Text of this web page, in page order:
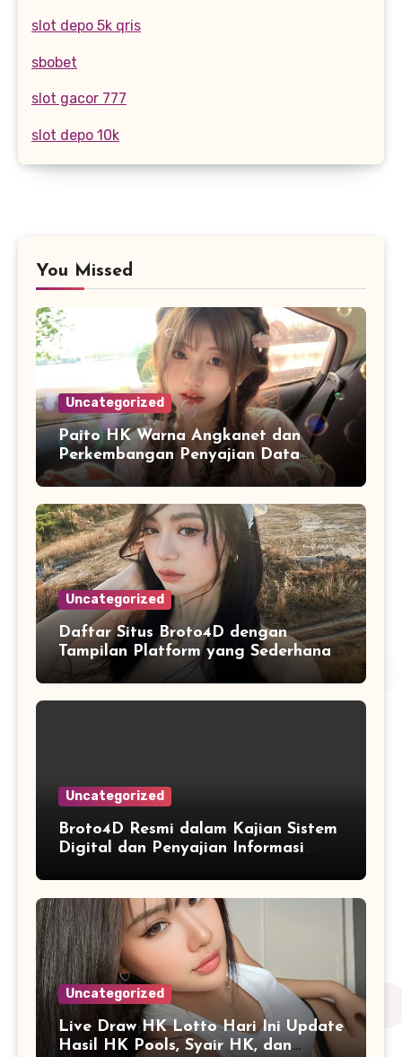
slot depo 5k qris
sbobet
slot gacor 777
slot depo 10k
You Missed
Uncategorized
Paito HK Warna Angkanet dan
Perkembangan Penyajian Data
Digital yang Lebih Mudah Dianalisis
Uncategorized
Daftar Situs Broto4D dengan
Tampilan Platform yang Sederhana
dan Nyaman
Uncategorized
Broto4D Resmi dalam Kajian Sistem
Digital dan Penyajian Informasi
Uncategorized
Live Draw HK Lotto Hari Ini Update
Hasil HK Pools, Syair HK, dan